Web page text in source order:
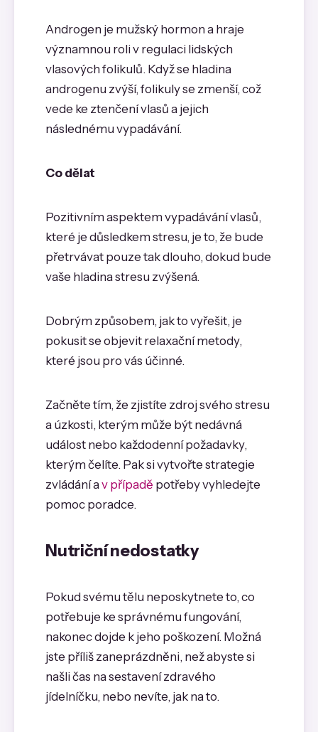
Androgen je mužský hormon a hraje
významnou roli v regulaci lidských
vlasových folikulů. Když se hladina
androgenu zvýší, folikuly se zmenší, což
vede ke ztenčení vlasů a jejich
následnému vypadávání.
Co dělat
Pozitivním aspektem vypadávání vlasů,
které je důsledkem stresu, je to, že bude
přetrvávat pouze tak dlouho, dokud bude
vaše hladina stresu zvýšená.
Dobrým způsobem, jak to vyřešit, je
pokusit se objevit relaxační metody,
které jsou pro vás účinné.
Začněte tím, že zjistíte zdroj svého stresu
a úzkosti, kterým může být nedávná
událost nebo každodenní požadavky,
kterým čelíte. Pak si vytvořte strategie
zvládání av případě potřeby vyhledejte
pomoc poradce.
Nutriční nedostatky
Pokud svému tělu neposkytnete to, co
potřebuje ke správnému fungování,
nakonec dojde k jeho poškození. Možná
jste příliš zaneprázdněni, než abyste si
našli čas na sestavení zdravého
jídelníčku, nebo nevíte, jak na to.